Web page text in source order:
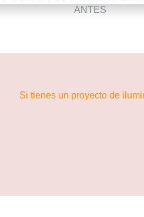
ANTES
Si tienes un proyecto de